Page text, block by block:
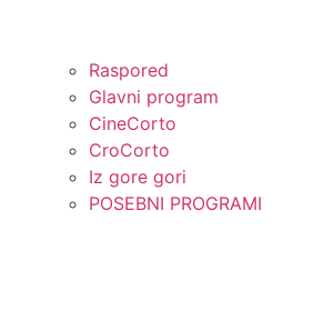
Raspored
Glavni program
CineCorto
CroCorto
Iz gore gori
POSEBNI PROGRAMI